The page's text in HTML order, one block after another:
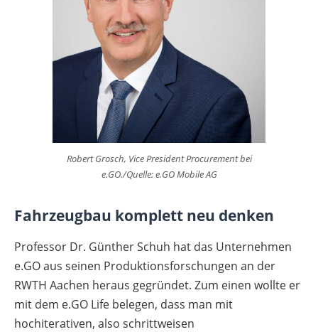
Robert Grosch, Vice President Procurement bei
e.GO./Quelle: e.GO Mobile AG
Fahrzeugbau komplett neu denken
Professor Dr. Günther Schuh hat das Unternehmen
e.GO aus seinen Produktionsforschungen an der
RWTH Aachen heraus gegründet. Zum einen wollte er
mit dem e.GO Life belegen, dass man mit
hochiterativen, also schrittweisen